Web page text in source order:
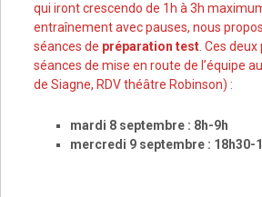
qui iront crescendo de 1h à 3h
entraînement avec pauses, nous
séances de préparation test. Ces
séances de mise en route de l’équipe
de Siagne, RDV théâtre Robinson) :
mardi 8 septembre : 8h-9h
mercredi 9 septembre : 18h30-